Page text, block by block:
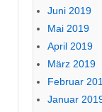
Juni 2019
Mai 2019
April 2019
März 2019
Februar
Januar